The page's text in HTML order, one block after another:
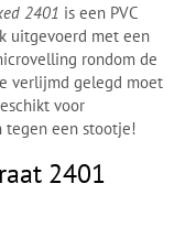
2401 is een PVC
uitgevoerd met een
rondom de
verlijmd gelegd moet
voor
tegen een stootje!
2401